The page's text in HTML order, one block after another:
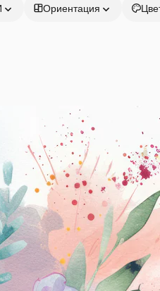
Ориентация
ИИ
видео
Начать
Academy
Документация по
Пакету ИИ
Служба
поддержки
Условия и